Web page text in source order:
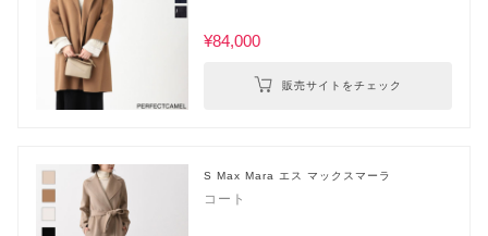
¥84,000
販売サイトをチェック
S Max Mara エス マックスマーラ
コート